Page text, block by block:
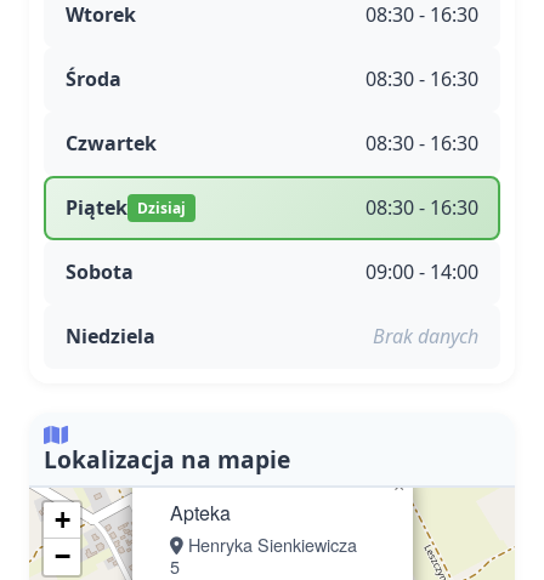
Wtorek 08:30 - 16:30
Środa 08:30 - 16:30
Czwartek 08:30 - 16:30
Piątek Dzisiaj 08:30 - 16:30
Sobota 09:00 - 14:00
Niedziela Brak danych
Lokalizacja na mapie
Apteka
Henryka Sienkiewicza
5
×
+
−